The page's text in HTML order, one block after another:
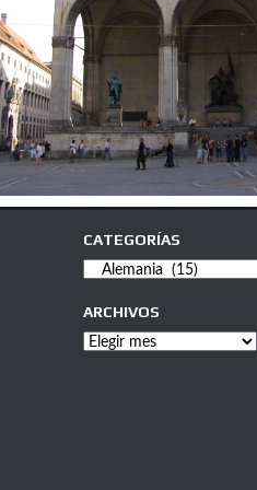
CATEGORÍAS
Categorías
ARCHIVOS
Archivos